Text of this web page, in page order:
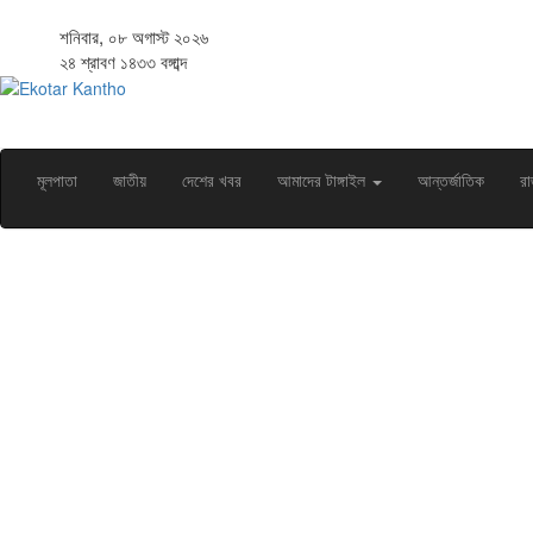
শনিবার, ০৮ অগাস্ট ২০২৬
২৪ শ্রাবণ ১৪৩৩ বঙ্গাব্দ
মূলপাতা জাতীয় দেশের খবর আমাদের টাঙ্গাইল আন্তর্জাতিক